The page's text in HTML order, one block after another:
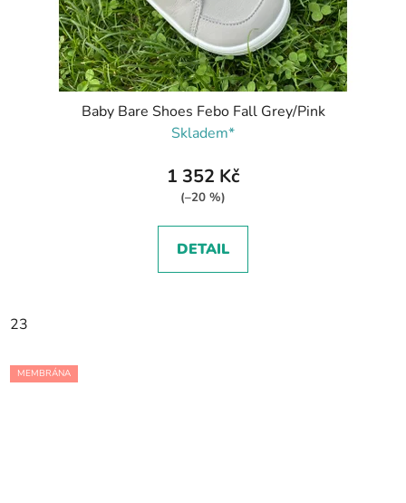
Baby Bare Shoes Febo Fall Grey/Pink
Skladem*
1 352 Kč
(–20 %)
DETAIL
23
MEMBRÁNA